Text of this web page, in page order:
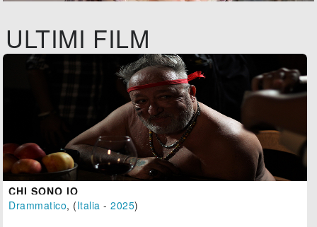
ULTIMI FILM
CHI SONO IO
Drammatico, (Italia -2025)